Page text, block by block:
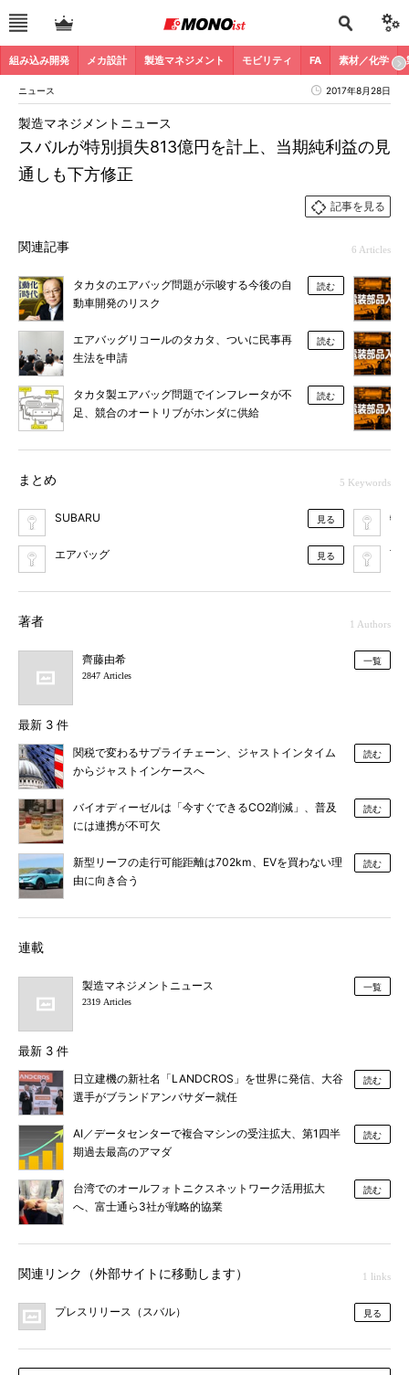
組み込み開発 メカ設計 製造マネジメント モビリティ FA 素材／化学
ニュース 2017年8月28日
スバルが特別損失813億円を計上、当期純利益の見
通しも下方修正
製造マネジメントニュース
記事を見る
関連記事 6 Articles
タカタのエアバッグ問題が示唆する今後の自
動車開発のリスク
読む
エアバッグリコールのタカタ、ついに民事再
生法を申請
読む
タカタ製エアバッグ問題でインフレータが不
足、競合のオートリブがホンダに供給
読む
まとめ 5 Keywords
SUBARU 見る
エアバッグ 見る
特
下
著者 1 Authors
齊藤由希
2847 Articles
一覧
最新 3 件
関税で変わるサプライチェーン、ジャストインタイム
からジャストインケースへ
読む
バイオディーゼルは「今すぐできるCO2削減」、普及
には連携が不可欠
読む
新型リーフの走行可能距離は702km、EVを買わない理
由に向き合う
読む
連載
製造マネジメントニュース
2319 Articles
一覧
最新 3 件
日立建機の新社名「LANDCROS」を世界に発信、大谷
選手がブランドアンバサダー就任
読む
AI／データセンターで複合マシンの受注拡大、第1四半
期過去最高のアマダ
読む
台湾でのオールフォトニクスネットワーク活用拡大
へ、富士通ら3社が戦略的協業
読む
関連リンク（外部サイトに移動します） 1 links
プレスリリース（スバル） 見る